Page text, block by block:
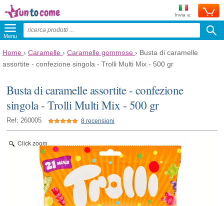
Invia a:
Menu
Home › Caramelle › Caramelle gommose › Busta di caramelle
assortite - confezione singola - Trolli Multi Mix - 500 gr
Busta di caramelle assortite - confezione
singola - Trolli Multi Mix - 500 gr
Ref: 260005 8 recensioni
Click zoom